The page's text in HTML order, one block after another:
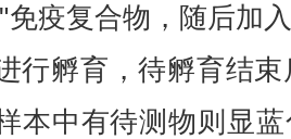
免疫复合物，随后加
行孵育，待孵育结
本中有待测物则显